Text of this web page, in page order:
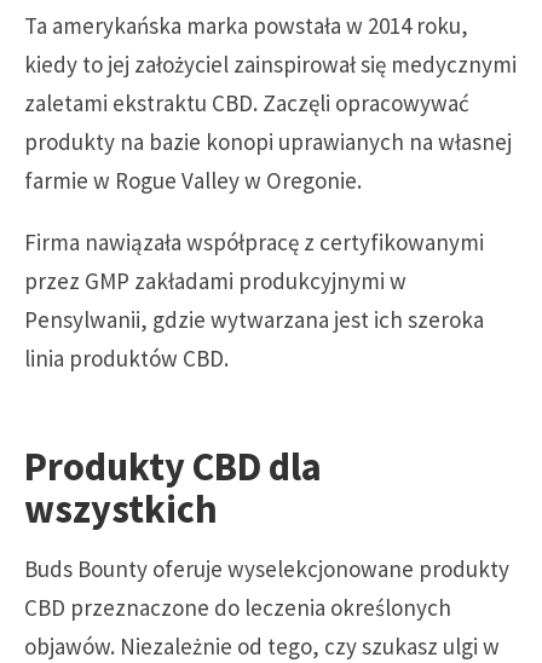
Ta amerykańska marka powstała w 2014 roku,
kiedy to jej założyciel zainspirował się medycznymi
zaletami ekstraktu CBD. Zaczęli opracowywać
produkty na bazie konopi uprawianych na własnej
farmie w Rogue Valley w Oregonie.
Firma nawiązała współpracę z certyfikowanymi
przez GMP zakładami produkcyjnymi w
Pensylwanii, gdzie wytwarzana jest ich szeroka
linia produktów CBD.
Produkty CBD dla
wszystkich
Buds Bounty oferuje wyselekcjonowane produkty
CBD przeznaczone do leczenia określonych
objawów. Niezależnie od tego, czy szukasz ulgi w